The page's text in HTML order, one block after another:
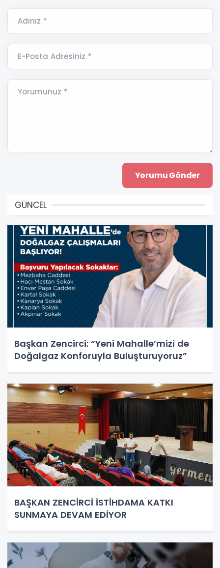
Adınız *
E-Posta Adresiniz *
Yorumunuz *
GÜNCEL
Başkan Zencirci: “Yeni Mahalle’mizi de
Doğalgaz Konforuyla Buluşturuyoruz”
BAŞKAN ZENCİRCİ İSTİHDAMA KATKI
SUNMAYA DEVAM EDİYOR